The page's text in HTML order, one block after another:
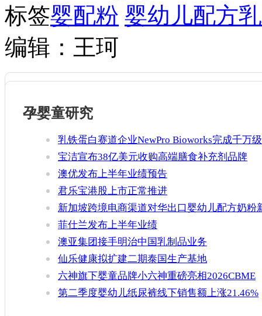
标签婴配粉 婴幼儿配方
编辑：王珂
孕婴童研究
乳铁蛋白赛道企业NewPro Bioworks完成千万级
融资
宝洁宣布38亿美元收购高端膳食补充剂品牌
Thorne
澳优发布上半年业绩预告
君乐宝港股上市正常推进
新加坡跨境电商渠道对华出口婴幼儿配方奶粉
增官方健康证书通关要求
菲仕兰发布上半年业绩
澳亚集团接手明治中国乳制品业务
仙乐健康拟扩建二期泰国生产基地
六神旗下婴童品牌小六神重磅亮相2026CBME
第二季度婴幼儿纸尿裤线下销售额上涨21.46%